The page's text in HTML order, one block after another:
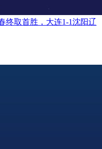
终取首胜，大连1-1沈阳辽